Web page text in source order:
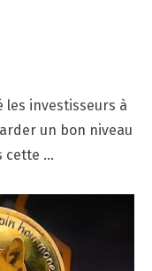
les investisseurs à
un bon niveau
cette …